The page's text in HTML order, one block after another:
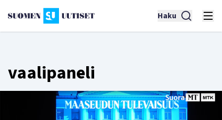
Haku
vaalipaneli